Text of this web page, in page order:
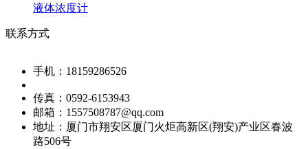
液体浓度计
联系方式
手机： 18159286526
传真： 0592-6153943
邮箱： 1557508787@qq.com
地址： 厦门市翔安区厦门火炬高新区(翔安)产业区春波
路506号